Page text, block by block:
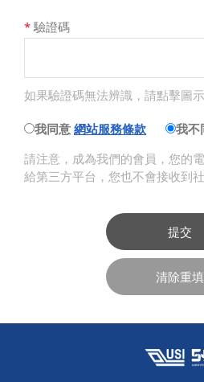
* 驗證碼
如果驗證碼無法辨識，請點擊圖
我同意 網站服務條款
我不
請注意，成為我們的會員，您的
給第三方平台，您也不會接收到社
提交
清除重填